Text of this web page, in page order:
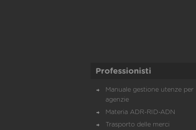
Professionisti
Manuale gestione utenze per
agenzie
Materia ADR-RID-ADN
Trasporto delle merci